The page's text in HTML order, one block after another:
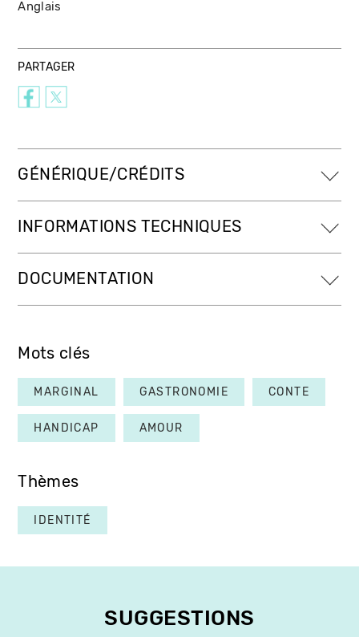
Anglais
PARTAGER
GÉNÉRIQUE/CRÉDITS
INFORMATIONS TECHNIQUES
DOCUMENTATION
Mots clés
MARGINAL GASTRONOMIE CONTE
HANDICAP AMOUR
Thèmes
IDENTITÉ
SUGGESTIONS